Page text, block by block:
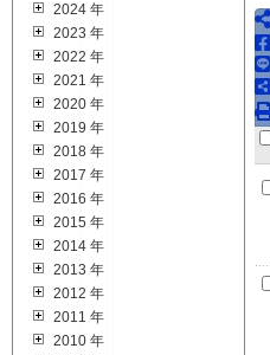
2024 年
2023 年
2022 年
2021 年
2020 年
2019 年
2018 年
2017 年
2016 年
2015 年
2014 年
2013 年
2012 年
2011 年
2010 年